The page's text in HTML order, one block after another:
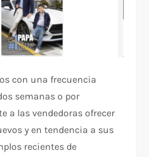
con una frecuencia
semanas o por
a las vendedoras ofrecer
y en tendencia a sus
recientes de